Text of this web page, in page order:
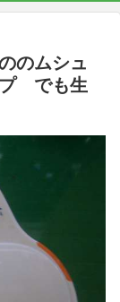
のムシュ
プ でも生